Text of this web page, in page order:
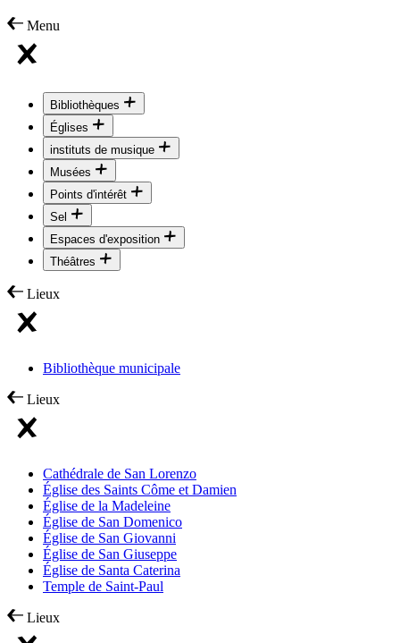
Menu
Bibliothèques
Églises
instituts de musique
Musées
Points d'intérêt
Sel
Espaces d'exposition
Théâtres
Lieux
Bibliothèque municipale
Lieux
Cathédrale de San Lorenzo
Église des Saints Côme et Damien
Église de la Madeleine
Église de San Domenico
Église de San Giovanni
Église de San Giuseppe
Église de Santa Caterina
Temple de Saint-Paul
Lieux